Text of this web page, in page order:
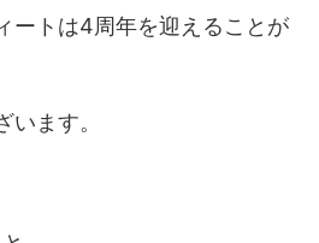
ートは4周年を迎えることが
ます。